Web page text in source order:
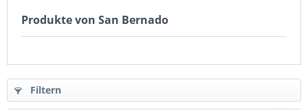
Produkte von San Bernado
Filtern